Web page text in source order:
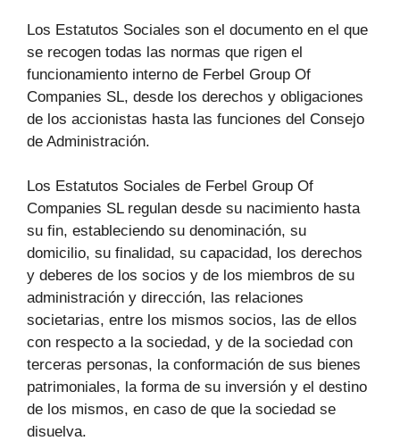
Los Estatutos Sociales son el documento en el que
se recogen todas las normas que rigen el
funcionamiento interno de Ferbel Group Of
Companies SL, desde los derechos y obligaciones
de los accionistas hasta las funciones del Consejo
de Administración.
Los Estatutos Sociales de Ferbel Group Of
Companies SL regulan desde su nacimiento hasta
su fin, estableciendo su denominación, su
domicilio, su finalidad, su capacidad, los derechos
y deberes de los socios y de los miembros de su
administración y dirección, las relaciones
societarias, entre los mismos socios, las de ellos
con respecto a la sociedad, y de la sociedad con
terceras personas, la conformación de sus bienes
patrimoniales, la forma de su inversión y el destino
de los mismos, en caso de que la sociedad se
disuelva.